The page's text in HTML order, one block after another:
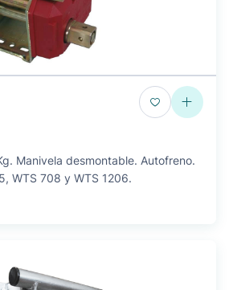
Manivela desmontable. Autofreno.
WTS 708 y WTS 1206.